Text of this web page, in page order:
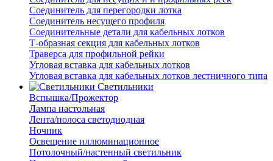
Соединитель для перегородки лотка
Соединитель несущего профиля
Соединительные детали для кабельных лотков
Т-образная секция для кабельных лотков
Траверса для профильной рейки
Угловая вставка для кабельных лотков
Угловая вставка для кабельных лотков лестничного типа
Светильники
Вспышка/Прожектор
Лампа настольная
Лента/полоса светодиодная
Ночник
Освещение иллюминационное
Потолочный/настенный светильник